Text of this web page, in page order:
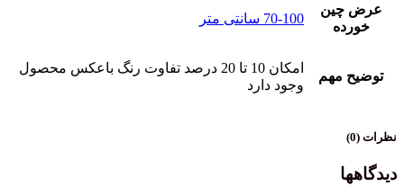
عرض چین
خورده
70-100 سانتی متر
توضیح مهم
امکان 10 تا 20 درصد تفاوت رنگ باعکس محصول
وجود دارد
نظرات (0)
دیدگاهها